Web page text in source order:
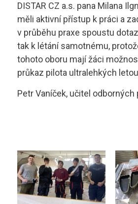
Skupina B+E
Skupina B96
Skupina C
Kurz po zadržení ŘP
Kondiční jízdy
sstrnb@sstrnb.cz
Virtuální prohlídka
DISTAR CZ a.s. pana Milana
měli aktivní přístup k práci a
v průběhu praxe spoustu
tak k létání samotnému,
tohoto oboru mají žáci
průkaz pilota ultralehkých
Petr Vaníček, učitel odborných